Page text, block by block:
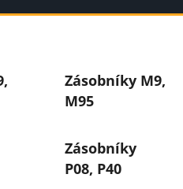
Zásobníky M9,
M95
Zásobníky
P08, P40